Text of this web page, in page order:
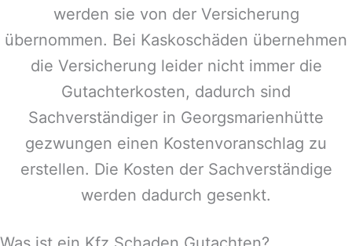
werden sie von der Versicherung
übernommen. Bei Kaskoschäden übernehmen
die Versicherung leider nicht immer die
Gutachterkosten, dadurch sind
Sachverständiger in Georgsmarienhütte
gezwungen einen Kostenvoranschlag zu
erstellen. Die Kosten der Sachverständige
werden dadurch gesenkt.